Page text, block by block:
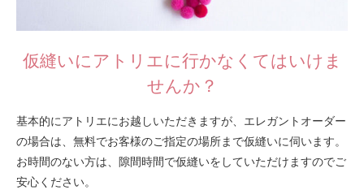
仮縫いにアトリエに行かなくてはいけま
せんか？
基本的にアトリエにお越しいただきますが、エレガントオーダー
の場合は、無料でお客様のご指定の場所まで仮縫いに伺います。
お時間のない方は、隙間時間で仮縫いをしていただけますのでご
安心ください。